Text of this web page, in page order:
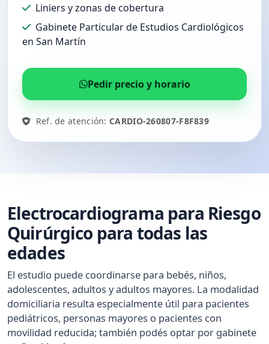
Liniers y zonas de cobertura
Gabinete Particular de Estudios Cardiológicos
en San Martín
Pedir precio y horario
Ref. de atención:CARDIO-260807-F8F839
Electrocardiograma para Riesgo
Quirúrgico para todas las
edades
El estudio puede coordinarse para bebés, niños,
adolescentes, adultos y adultos mayores. La modalidad
domiciliaria resulta especialmente útil para pacientes
pediátricos, personas mayores o pacientes con
movilidad reducida; también podés optar por gabinete